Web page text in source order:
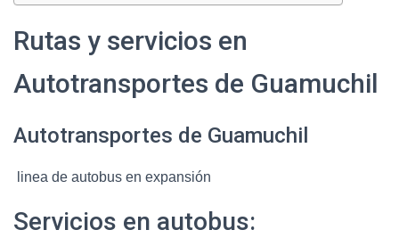
Rutas y servicios en
Autotransportes de Guamuchil
Autotransportes de Guamuchil
linea de autobus en expansión
Servicios en autobus: